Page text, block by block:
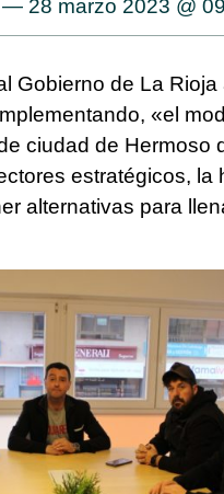
28 marzo 2023 @
Gobierno de La
«el
ciudad de Hermoso
estratégicos, la
alternativas para